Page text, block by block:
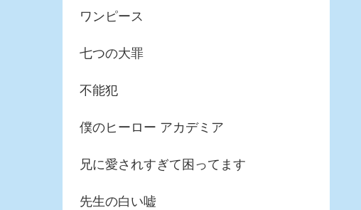
ワンピース
七つの大罪
不能犯
僕のヒーロー アカデミア
兄に愛されすぎて困ってます
先生の白い嘘